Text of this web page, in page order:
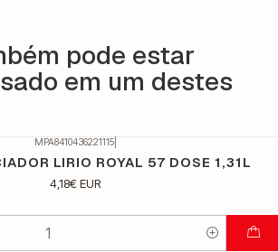
pode estar
em um destes
MPA8410436221115|
LIRIO ROYAL 57 DOSE 1,31L
4,18€ EUR